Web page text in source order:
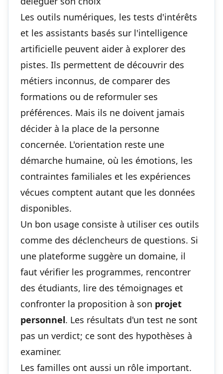
Les outils numériques, les tests d'intérêts
et les assistants basés sur l'intelligence
artificielle peuvent aider à explorer des
pistes. Ils permettent de découvrir des
métiers inconnus, de comparer des
formations ou de reformuler ses
préférences. Mais ils ne doivent jamais
décider à la place de la personne
concernée. L'orientation reste une
démarche humaine, où les émotions, les
contraintes familiales et les expériences
vécues comptent autant que les données
disponibles.
Un bon usage consiste à utiliser ces outils
comme des déclencheurs de questions. Si
une plateforme suggère un domaine, il
faut vérifier les programmes, rencontrer
des étudiants, lire des témoignages et
confronter la proposition à son projet
personnel. Les résultats d'un test ne sont
pas un verdict; ce sont des hypothèses à
examiner.
Les familles ont aussi un rôle important.